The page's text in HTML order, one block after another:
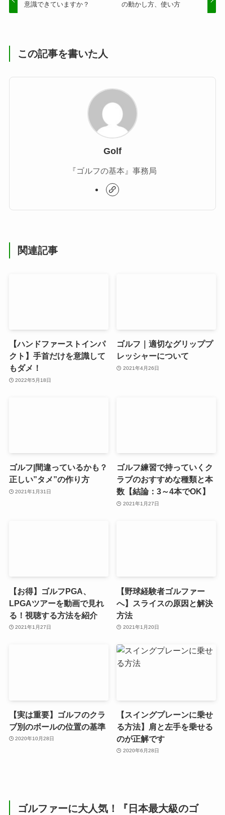
意識できていますか？
の動かし方、使い方
この記事を書いた人
Golf
『ゴルフの基本』事務局
関連記事
【ハンドファーストインパ
クト】手首だけを意識して
もダメ！
2022年5月18日
ゴルフ｜適切なグリッププ
レッシャーについて
2021年4月26日
ゴルフ|間違っているかも？
正しい”タメ”の作り方
2021年1月31日
ゴルフ練習で持っていくク
ラブのおすすめな種類と本
数【結論：3～4本でOK】
2021年1月27日
【お得】ゴルフPGA、
LPGAツアーを動画で見れ
る！視聴する方法を紹介
2021年1月27日
【野球経験者ゴルファー
へ】スライスの原因と解決
方法
2021年1月20日
【実は重要】ゴルフのクラ
ブ別のボールの位置の基準
2020年10月28日
【スイングプレーンに乗せ
る方法】肩と左手を乗せる
のが正解です
2020年6月28日
ゴルファーに大人気！『日本最大級のゴ